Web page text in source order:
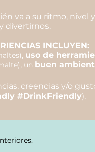
va a su ritmo, nivel
divertirnos.
INCLUYEN:
, uso de
, un buen
creencias y/o
#DrinkFriendly).